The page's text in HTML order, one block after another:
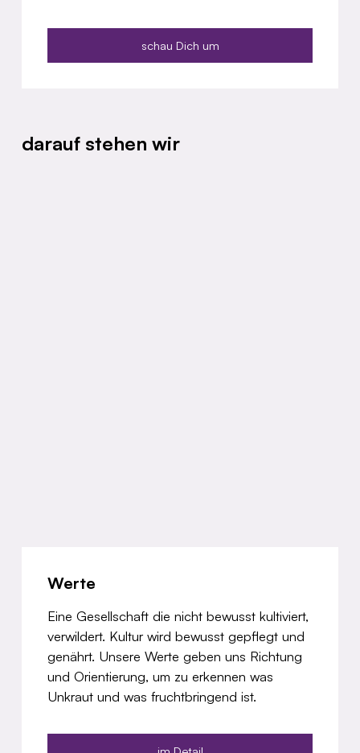
schau Dich um
darauf stehen wir
Werte
Eine Gesellschaft die nicht bewusst kultiviert,
verwildert. Kultur wird bewusst gepflegt und
genährt. Unsere Werte geben uns Richtung
und Orientierung, um zu erkennen was
Unkraut und was fruchtbringend ist.